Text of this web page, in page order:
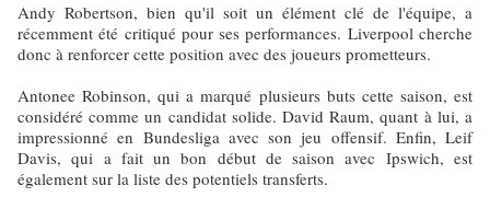
Andy Robertson, bien qu'il soit un élément clé de l'équipe, a
récemment été critiqué pour ses performances. Liverpool cherche
donc à renforcer cette position avec des joueurs prometteurs.
Antonee Robinson, qui a marqué plusieurs buts cette saison, est
considéré comme un candidat solide. David Raum, quant à lui, a
impressionné en Bundesliga avec son jeu offensif. Enfin, Leif
Davis, qui a fait un bon début de saison avec Ipswich, est
également sur la liste des potentiels transferts.